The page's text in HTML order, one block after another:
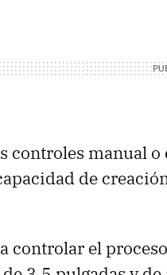
controles manual
de
controlar el